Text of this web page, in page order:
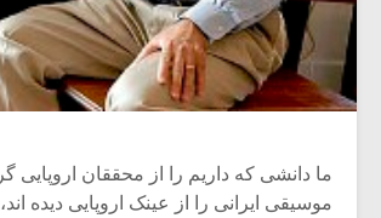
ما دانشی که داریم را از محققان اروپایی
موسیقی ایرانی را از عینک اروپایی دیده